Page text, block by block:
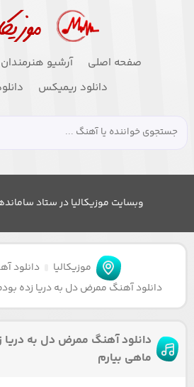
صفحه اصلی آرشیو هنرمندان
دانلود ریمیکس
وبسایت موزیکالیا در ستاد
موزیکالیا
دانلود
دانلود آهنگ ممرض دل به دریا زده
دانلود آهنگ ممرض دل به
ماهی بیارم